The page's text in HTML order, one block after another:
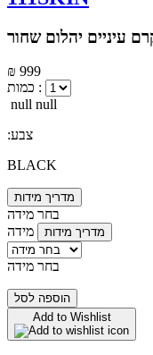
עיניים יהלום שחור
₪ 999
כמות :
null null
:צבע
BLACK
מדריך מידות
בחר מידה
מידה
מדריך מידות
בחר מידה
הוספה לסל
Add to Wishlist